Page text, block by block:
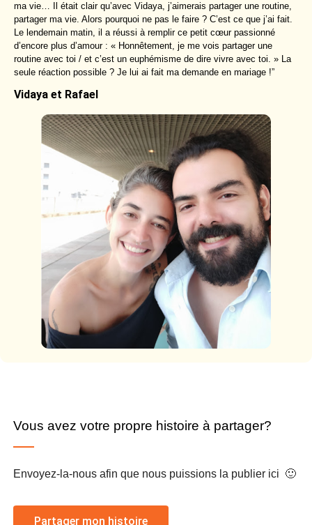
ma vie… Il était clair qu’avec Vidaya, j’aimerais partager une routine,
partager ma vie. Alors pourquoi ne pas le faire ? C’est ce que j’ai fait.
Le lendemain matin, il a réussi à remplir ce petit cœur passionné
d’encore plus d’amour : « Honnêtement, je me vois partager une
routine avec toi / et c’est un euphémisme de dire vivre avec toi. » La
seule réaction possible ? Je lui ai fait ma demande en mariage !”
Vidaya et Rafael
Vous avez votre propre histoire à partager?
Envoyez-la-nous afin que nous puissions la publier ici 🙂
Partager mon histoire